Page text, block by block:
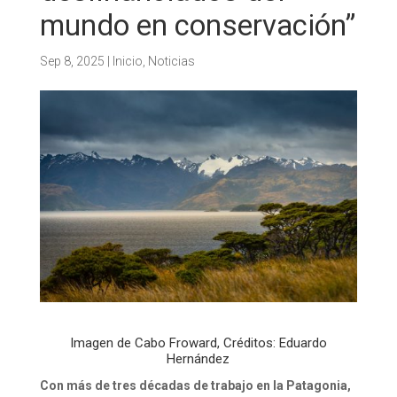
mundo en conservación”
Sep 8, 2025 Inicio Noticias
Imagen de Cabo Froward, Créditos: Eduardo
Hernández
Con más de tres décadas de trabajo en la Patagonia,